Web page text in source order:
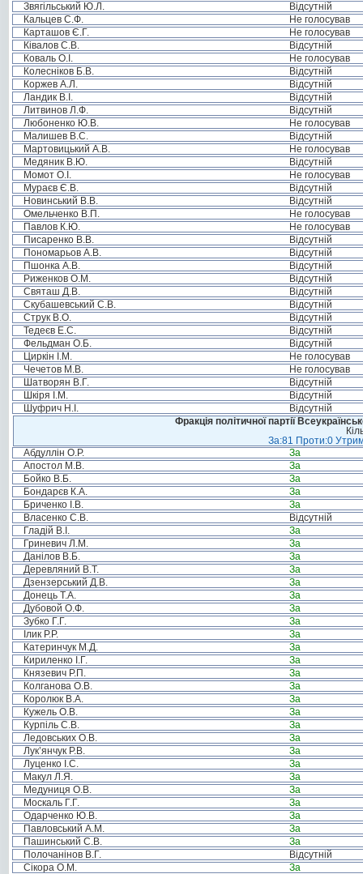
Звягільський Ю.Л.
Відсутній
Кальцев С.Ф.
Не голосував
Карташов Є.Г.
Не голосував
Ківалов С.В.
Відсутній
Коваль О.І.
Не голосував
Колесніков Б.В.
Відсутній
Коржев А.Л.
Відсутній
Ландик В.І.
Відсутній
Литвинов Л.Ф.
Відсутній
Любоненко Ю.В.
Не голосував
Малишев В.С.
Відсутній
Мартовицький А.В.
Не голосував
Медяник В.Ю.
Відсутній
Момот О.І.
Не голосував
Мураєв Є.В.
Відсутній
Новинський В.В.
Відсутній
Омельченко В.П.
Не голосував
Павлов К.Ю.
Не голосував
Писаренко В.В.
Відсутній
Пономарьов А.В.
Відсутній
Пшонка А.В.
Відсутній
Риженков О.М.
Відсутній
Святаш Д.В.
Відсутній
Скубашевський С.В.
Відсутній
Струк В.О.
Відсутній
Тедеєв Е.С.
Відсутній
Фельдман О.Б.
Відсутній
Циркін І.М.
Не голосував
Чечетов М.В.
Не голосував
Шатворян В.Г.
Відсутній
Шкіря І.М.
Відсутній
Шуфрич Н.І.
Відсутній
Фракція політичної партії
За:81 Проти:0
Абдуллін О.Р.
За
Апостол М.В.
За
Бойко В.Б.
За
Бондарєв К.А.
За
Бриченко І.В.
За
Власенко С.В.
Відсутній
Гладій В.І.
За
Гриневич Л.М.
За
Данілов В.Б.
За
Деревляний В.Т.
За
Дзензерський Д.В.
За
Донець Т.А.
За
Дубовой О.Ф.
За
Зубко Г.Г.
За
Ілик Р.Р.
За
Катеринчук М.Д.
За
Кириленко І.Г.
За
Князевич Р.П.
За
Колганова О.В.
За
Королюк В.А.
За
Кужель О.В.
За
Курпіль С.В.
За
Ледовських О.В.
За
Лук’янчук Р.В.
За
Луценко І.С.
За
Макул Л.Я.
За
Медуниця О.В.
За
Москаль Г.Г.
За
Одарченко Ю.В.
За
Павловський А.М.
За
Пашинський С.В.
За
Полочанінов В.Г.
Відсутній
Сікора О.М.
За